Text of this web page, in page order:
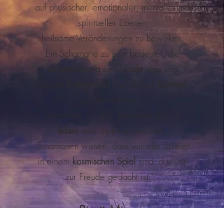
auf physischer, emotionaler, mentaler und
spiritueller Ebenen
heilsame Veränderungen zu bewirken.
Ein Schamane zu sein bedeutet, die
Verantwortungund Macht über das
Reinheit
leben
Schamanen wissen, dass wir alle Spieler
in einem kosmischen Spielsind, das uns
zur Freude gedacht ist."